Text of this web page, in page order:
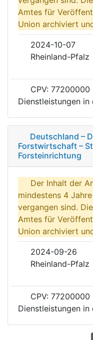
Amtes für
Union archiviert
2024-10-07
Rheinland-Pfalz
CPV: 77200000
Dienstleistungen
Deutschland –
Forstwirtschaft –
Forsteinrichtung
Der Inhalt der
mindestens 4
vergangen sind.
Amtes für
Union archiviert
2024-09-26
Rheinland-Pfalz
CPV: 77200000
Dienstleistungen